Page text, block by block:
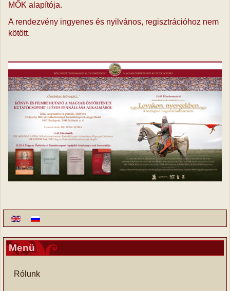
MŐK alapítója.
A rendezvény ingyenes és nyilvános, regisztrációhoz nem
kötött.
Menü
Rólunk